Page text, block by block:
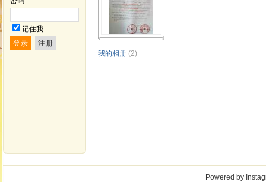
记住我
我的相册 (2)
Powered by